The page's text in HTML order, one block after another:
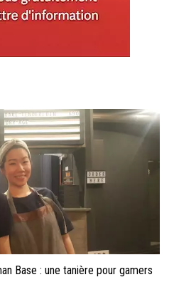
Base : une tanière pour gamers